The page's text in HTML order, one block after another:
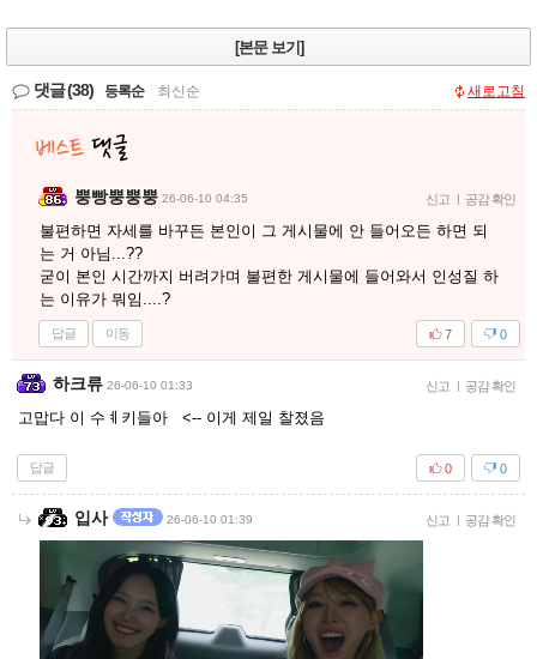
[본문 보기]
댓글(38) 등록순 최신순 새로고침
뿡빵뿡뿡뿡 26-06-10 04:35 신고 | 공감 확인
불편하면 자세를 바꾸든 본인이 그 게시물에 안 들어오든 하면 되
는 거 아님...??
굳이 본인 시간까지 버려가며 불편한 게시물에 들어와서 인성질 하
는 이유가 뭐임....?
답글 이동 0
7
하크류 26-06-10 01:33 신고 | 공감 확인
고맙다 이 수ㅖ키들아 <-- 이게 제일 찰졌음
답글 0
0
입사 26-06-10 01:39 신고 | 공감 확인